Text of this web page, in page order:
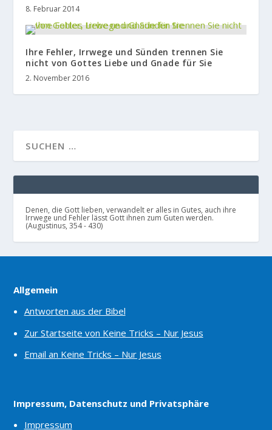
8. Februar 2014
Ihre Fehler, Irrwege und Sünden trennen Sie
nicht von Gottes Liebe und Gnade für Sie
2. November 2016
Denen, die Gott lieben, verwandelt er alles in Gutes, auch ihre
Irrwege und Fehler lässt Gott ihnen zum Guten werden.
(Augustinus, 354 - 430)
Allgemein
Antworten aus der Bibel
Zur Startseite von Keine Tricks – Nur Jesus
Email an Keine Tricks – Nur Jesus
Impressum, Datenschutz und Privatsphäre
Impressum